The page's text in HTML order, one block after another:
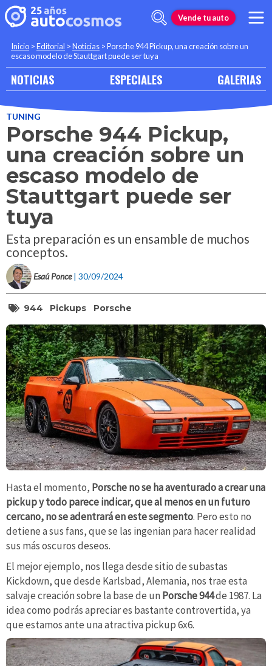
Vende tu auto
Inicio >Editorial >Noticias >Porsche 944 Pickup, una creación sobre un
escaso modelo de Stauttgart puede ser tuya
NOTICIAS ESPECIALES GALERIAS
TUNING
Porsche 944 Pickup,
una creación sobre un
escaso modelo de
Stauttgart puede ser
tuya
Esta preparación es un ensamble de muchos
conceptos.
Esaú Ponce | 30/09/2024
944 Pickups Porsche
Hasta el momento, Porsche no se ha aventurado a crear una
pickup y todo parece indicar, que al menos en un futuro
cercano, no se adentrará en este segmento. Pero esto no
detiene a sus fans, que se las ingenian para hacer realidad
sus más oscuros deseos.
El mejor ejemplo, nos llega desde sitio de subastas
Kickdown, que desde Karlsbad, Alemania, nos trae esta
salvaje creación sobre la base de un Porsche 944de 1987. La
idea como podrás apreciar es bastante controvertida, ya
que estamos ante una atractiva pickup 6x6.